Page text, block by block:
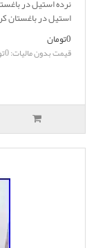
نرده استیل در
استیل در باغستان
0تومان
قیمت بدون مالیات: 0تومان